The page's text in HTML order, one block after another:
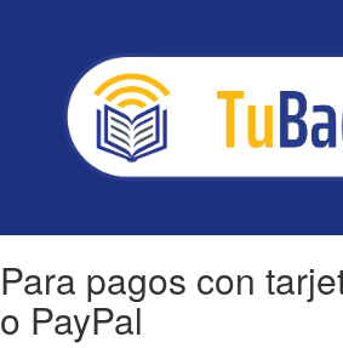
Para pagos con
o PayPal